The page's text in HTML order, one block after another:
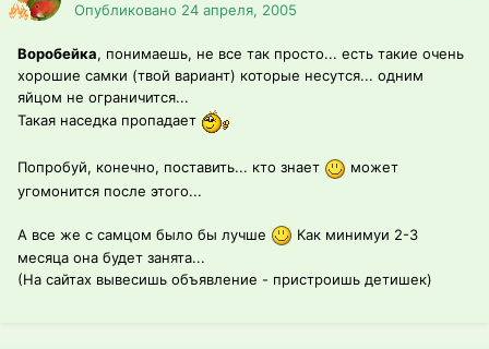
Опубликовано 24 апреля, 2005
Воробейка, понимаешь, не все так просто... есть такие очень
хорошие самки (твой вариант) которые несутся... одним
яйцом не ограничится...
Такая наседка пропадает
Попробуй, конечно, поставить... кто знает
может
угомонится после этого...
А все же с самцом было бы лучше
Как минимуи 2-3
месяца она будет занята...
(На сайтах вывесишь объявление - пристроишь детишек)